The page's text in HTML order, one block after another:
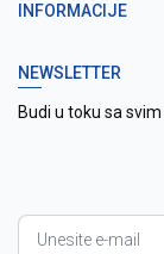
INFORMACIJE
NEWSLETTER
Budi u toku sa